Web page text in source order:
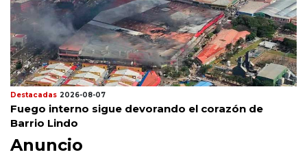
Destacadas 2026-08-07
Fuego interno sigue devorando el corazón de
Barrio Lindo
Anuncio